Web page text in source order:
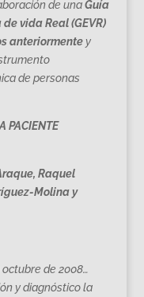
de unaGuía
vida Real (GEVR)
anteriormentey
de personas
PACIENTE
Raquel
Molina y
de 2008…
y diagnóstico la